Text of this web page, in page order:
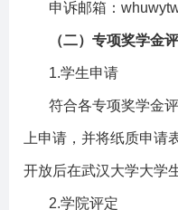
申诉邮箱：
（二）专项奖学金
1.学生申请
符合各专项奖学金
上申请，并将纸质申请
开放后在武汉大学大学
2.学院评定